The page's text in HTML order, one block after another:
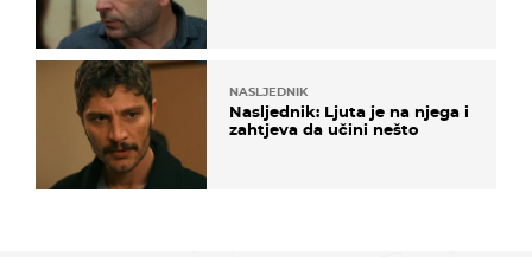
NASLJEDNIK
Nasljednik: Ljuta je na njega i
zahtjeva da učini nešto